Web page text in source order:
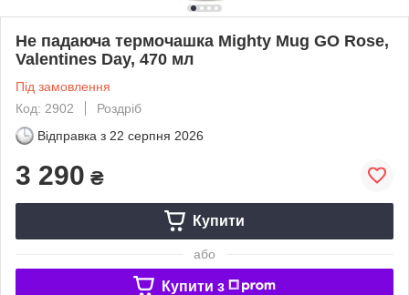
Не падаюча термочашка Mighty Mug GO Rose,
Valentines Day, 470 мл
Під замовлення
Код: 2902
Роздріб
Відправка з 22 серпня 2026
3 290 ₴
Купити
або
Купити з